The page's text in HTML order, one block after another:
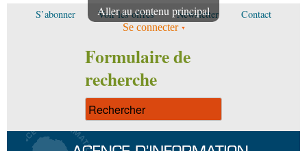
Aller au contenu principal
S’abonner Voir les offres Newsletter Contact
Se connecter
Formulaire de
recherche